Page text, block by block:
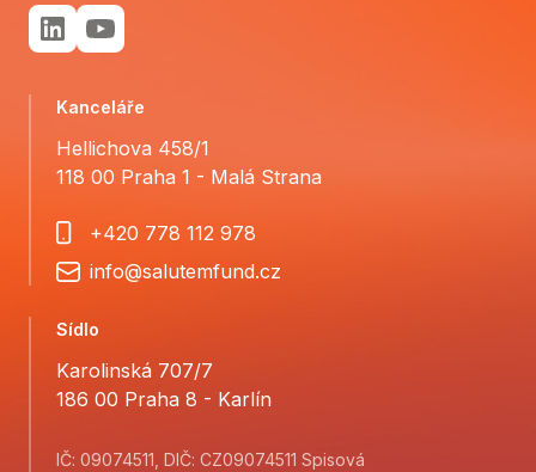
Kanceláře
Hellichova 458/1
118 00 Praha 1 - Malá Strana
+420 778 112 978
info@salutemfund.cz
Sídlo
Karolinská 707/7
186 00 Praha 8 - Karlín
IČ: 09074511, DIČ: CZ09074511 Spisová